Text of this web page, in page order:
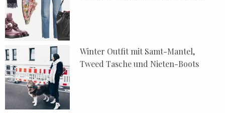
Winter Outfit mit Samt-Mantel,
Tweed Tasche und Nieten-Boots